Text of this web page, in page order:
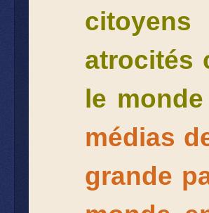
atrocités
le
médias
grande